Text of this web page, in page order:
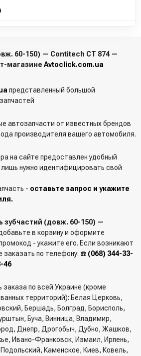
60-150) — Contitech CT 874 —
магазине Avtoclick.com.ua
представленный большой
автозапчасти от известных брендов
производителя вашего автомобиля.
на сайте предоставлен удобный
лишь нужно идентифицировать свой
- оставьте запрос и укажите
зубчастий (довж. 60-150) —
в корзину и оформите
- укажите его. Если возникают
по телефону: ☎️ (068) 344-33-
46
по всей Украине (кроме
территорий): Белая Церковь,
Бершадь, Болград, Борисполь,
Буча, Винница, Владимир,
Днепр, Дрогобыч, Дубно, Жашков,
Ивано-Франковск, Измаил, Ирпень,
Каменское, Киев, Ковель,